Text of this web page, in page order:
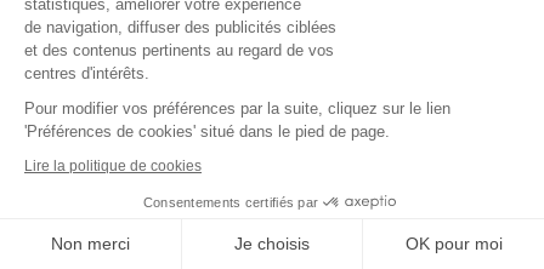
statistiques, améliorer votre expérience
de navigation, diffuser des publicités ciblées
et des contenus pertinents au regard de vos
centres d'intérêts.
Pour modifier vos préférences par la suite, cliquez sur le lien
'Préférences de cookies' situé dans le pied de page.
Lire la politique de cookies
Consentements certifiés par
Non merci Je choisis OK pour moi